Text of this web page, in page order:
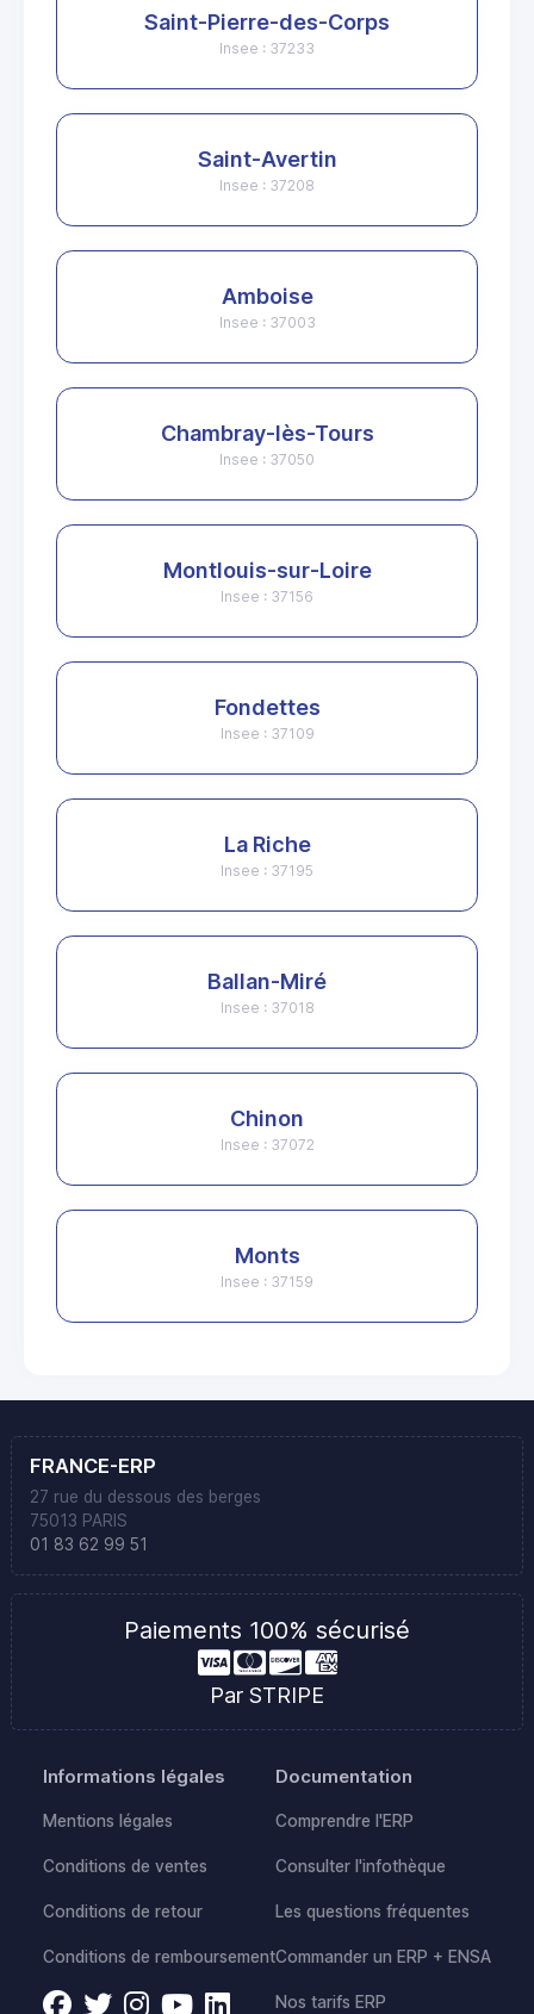
Saint-Pierre-des-Corps
Insee : 37233
Saint-Avertin
Insee : 37208
Amboise
Insee : 37003
Chambray-lès-Tours
Insee : 37050
Montlouis-sur-Loire
Insee : 37156
Fondettes
Insee : 37109
La Riche
Insee : 37195
Ballan-Miré
Insee : 37018
Chinon
Insee : 37072
Monts
Insee : 37159
FRANCE-ERP
27 rue du dessous des berges
75013 PARIS
01 83 62 99 51
Paiements 100% sécurisé
Par STRIPE
Informations légales
Mentions légales
Conditions de ventes
Conditions de retour
Conditions de remboursement
Documentation
Comprendre l'ERP
Consulter l'infothèque
Les questions fréquentes
Commander un ERP + ENSA
Nos tarifs ERP